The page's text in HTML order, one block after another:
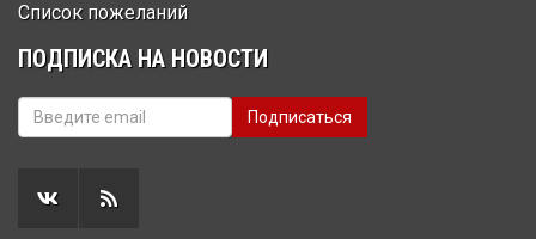
Список пожеланий
ПОДПИСКА НА НОВОСТИ